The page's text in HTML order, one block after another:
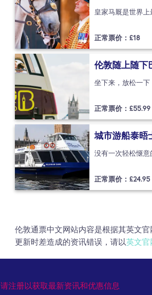
正常票价：£18
伦敦随上随下
正常票价：£55.99
城市游船泰晤
正常票价：£24.95
伦敦通票中文网站内容是根据其英文
更新时差造成的资讯错误，请以英文官
请注册以获取最新资讯和优惠信息